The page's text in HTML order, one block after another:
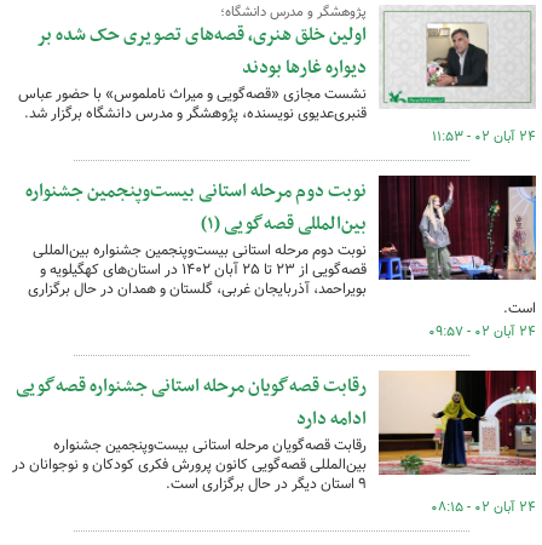
پژوهشگر و مدرس دانشگاه؛
اولین خلق هنری، قصه‌های تصویری حک شده بر
دیواره غارها بودند
نشست مجازی «قصه‌گویی و میراث ناملموس» با حضور عباس
قنبری‌عدیوی نویسنده، پژوهشگر و مدرس دانشگاه برگزار شد.
۲۴ آبان ۰۲ - ۱۱:۵۳
نوبت دوم مرحله استانی بیست‌وپنجمین جشنواره
بین‌المللی قصه‌گویی (۱)
نوبت دوم مرحله استانی بیست‌وپنجمین جشنواره بین‌المللی
قصه‌گویی از ۲۳ تا ۲۵ آبان ۱۴۰۲ در استان‌های کهگیلویه و
بویراحمد، آذربایجان غربی، گلستان و همدان در حال برگزاری
است.
۲۴ آبان ۰۲ - ۰۹:۵۷
رقابت قصه‌گویان مرحله استانی جشنواره قصه‌گویی
ادامه دارد
رقابت قصه‌گویان مرحله استانی بیست‌وپنجمین جشنواره
بین‌المللی قصه‌گویی کانون پرورش فکری کودکان و نوجوانان در
۹ استان دیگر در حال برگزاری است.
۲۴ آبان ۰۲ - ۰۸:۱۵